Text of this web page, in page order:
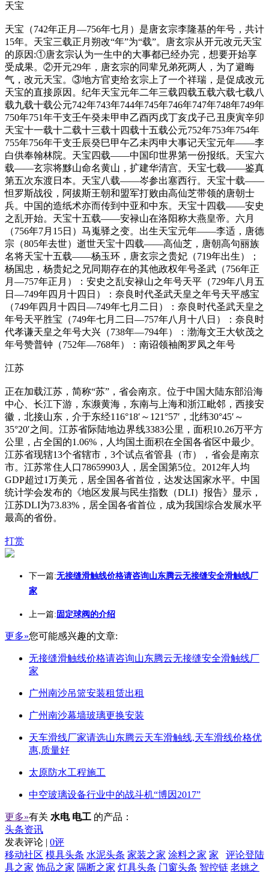
天宝
天宝（742年正月—756年七月）是唐玄宗李隆基的年号，共计
15年。天宝三载正月朔改“年”为“载”。唐玄宗从开元改元天宝
的原因:①唐玄宗认为一生中的大事都已经办完，想要开始享
受成果。②开元29年，唐玄宗的同辈兄弟死两人，为了避晦
气，改元天宝。③地方官吏给玄宗上了一个祥瑞，是促成改元
天宝的直接原因。纪年天宝元年二年三载四载五载六载七载八
载九载十载公元742年743年744年745年746年747年748年749年
750年751年干支壬午癸未甲申乙酉丙戌丁亥戊子己丑庚寅辛卯
天宝十一载十二载十三载十四载十五载公元752年753年754年
755年756年干支壬辰癸巳甲午乙未丙申大事记天宝元年——李
白供奉翰林院。天宝四载——中国印世界第一份报纸。天宝六
载——玄宗将黟山命名黄山，扩建华清宫。天宝七载——鉴真
第五次东渡日本。天宝八载——岑参出塞西行。天宝十载——
怛罗斯战役，阿拔斯王朝和盟军打败由高仙芝带领的唐朝士
兵。中国的造纸术亦而传到中亚和中东。天宝十四载——安史
之乱开始。天宝十五载——安禄山在洛阳称大燕皇帝。六月
（756年7月15日）马嵬驿之变。出生天宝元年——李适，唐德
宗（805年去世）逝世天宝十四载——高仙芝，唐朝高句丽族
名将天宝十五载——杨玉环，唐玄宗之贵妃（719年出生）；
杨国忠，杨贵妃之兄同期存在的其他政权年号圣武（756年正
月—757年正月）：安史之乱安禄山之年号天平（729年八月五
日—749年四月十四日）：奈良时代圣武天皇之年号天平感宝
（749年四月十四日—749年七月二日）：奈良时代圣武天皇之
年号天平胜宝（749年七月二日—757年八月十八日）：奈良时
代孝谦天皇之年号大兴（738年—794年）：渤海文王大钦茂之
年号赞普钟（752年—768年）：南诏领袖阁罗凤之年号
江苏
正在加载江苏，简称“苏”，省会南京。位于中国大陆东部沿海
中心、长江下游，东濒黄海，东南与上海和浙江毗邻，西接安
徽，北接山东，介于东经116°18′～121°57′，北纬30°45′～
35°20′之间。江苏省际陆地边界线3383公里，面积10.26万平方
公里，占全国的1.06%，人均国土面积在全国各省区中最少。
江苏省现辖13个省辖市，3个试点省管县（市），省会是南京
市。江苏常住人口78659903人，居全国第5位。2012年人均
GDP超过1万美元，居全国各省首位，达发达国家水平。中国
统计学会发布的《地区发展与民生指数（DLI）报告》显示，
江苏DLI为73.83%，居全国各省首位，成为我国综合发展水平
最高的省份。
打赏
下一篇:无接缝滑触线价格请咨询山东腾云无接缝安全滑触线厂
家
上一篇: 固定球阀的介绍
更多»您可能感兴趣的文章:
无接缝滑触线价格请咨询山东腾云无接缝安全滑触线厂
家
广州南沙吊篮安装租赁出租
广州南沙幕墙玻璃更换安装
天车滑线厂家请选山东腾云天车滑触线,天车滑线价格优
惠,质量好
太原防水工程施工
中空玻璃设备行业中的战斗机“博因2017”
更多»有关 水电 电工 的产品：
头条资讯
发表评论 | 0评
评论登陆
移动社区 模具头条 水泥头条 家装之家 涂料之家 家
具之家 饰品之家 隔断之家 灯具头条 门窗头条 智控链 老姚之